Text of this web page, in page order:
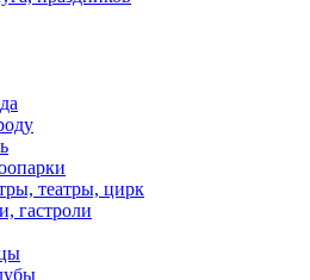
театры, цирк
гастроли